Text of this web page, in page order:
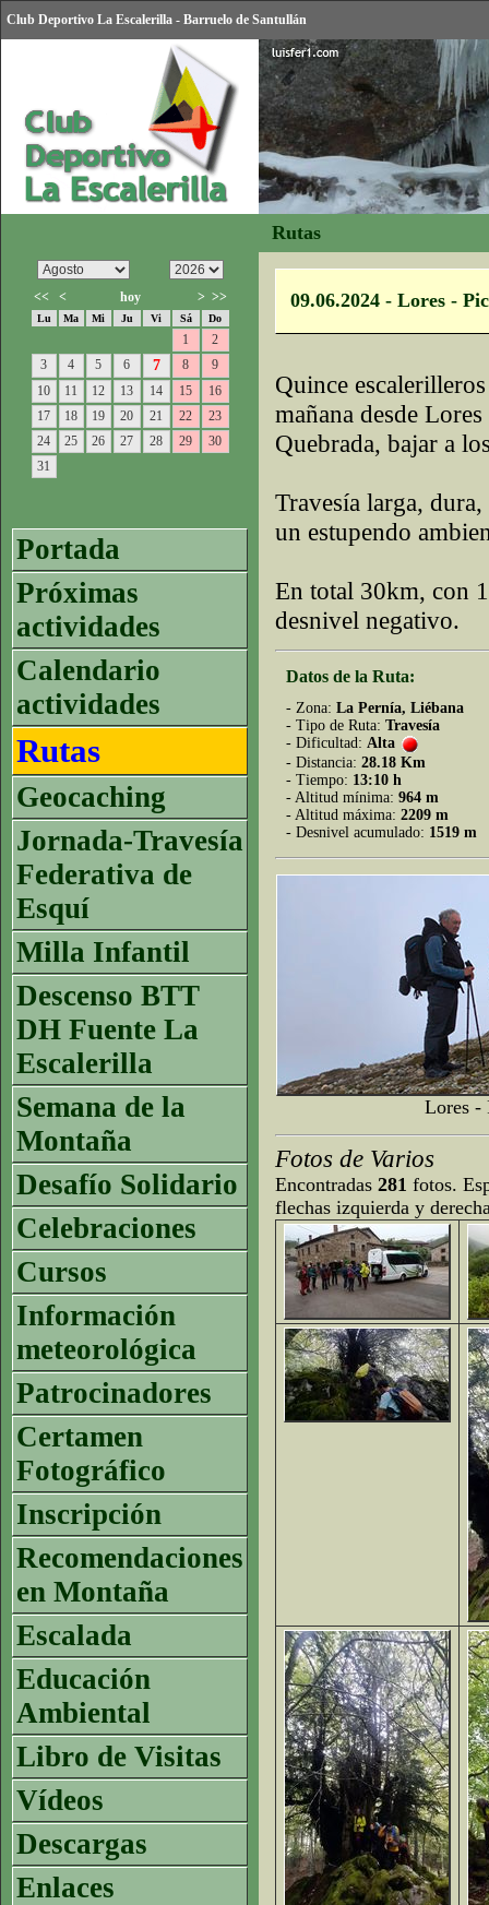
Club Deportivo La Escalerilla - Barruelo de Santullán
Rutas
<< < hoy > >>
Lu Ma Mi Ju Vi Sá Do
1
2
3
4 5 6 7 8
9
10
11 12 13 14 15
16
17
18 19 20 21 22
23
24
25 26 27 28 29
30
31
Portada
Próximas
actividades
Calendario
actividades
Rutas
Geocaching
Jornada-Travesía
Federativa de
Esquí
Milla Infantil
Descenso BTT
DH Fuente La
Escalerilla
Semana de la
Montaña
Desafío Solidario
Celebraciones
Cursos
Información
meteorológica
Patrocinadores
Certamen
Fotográfico
Inscripción
Recomendaciones
en Montaña
Escalada
Educación
Ambiental
Libro de Visitas
Vídeos
Descargas
Enlaces
09.06.2024 - Lores -
Quince
mañana desde
Quebrada, bajar a
Travesía larga,
un estupendo
En total 30km, con
desnivel negativo.
Datos de la Ruta:
- Zona: La Pernía, Liébana
- Tipo de Ruta: Travesía
- Dificultad: Alta
- Distancia: 28.18 Km
- Tiempo: 13:10 h
- Altitud mínima: 964 m
- Altitud máxima: 2209 m
- Desnivel acumulado: 1519 m
Lores -
Fotos de Varios
Encontradas 281 fotos.
flechas izquierda y